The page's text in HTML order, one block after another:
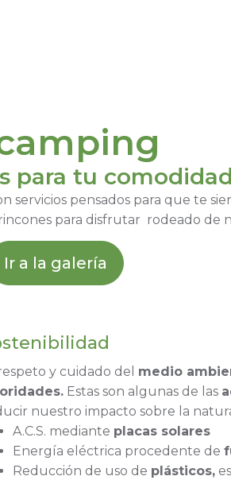
para tu
pensados para que te
para disfrutar rodeado de
Ir a la galería
y cuidado del medio
Estas son algunas de las
nuestro impacto sobre la
A.C.S. mediante placas solares
Energía eléctrica procedente de
Reducción de uso de plásticos,